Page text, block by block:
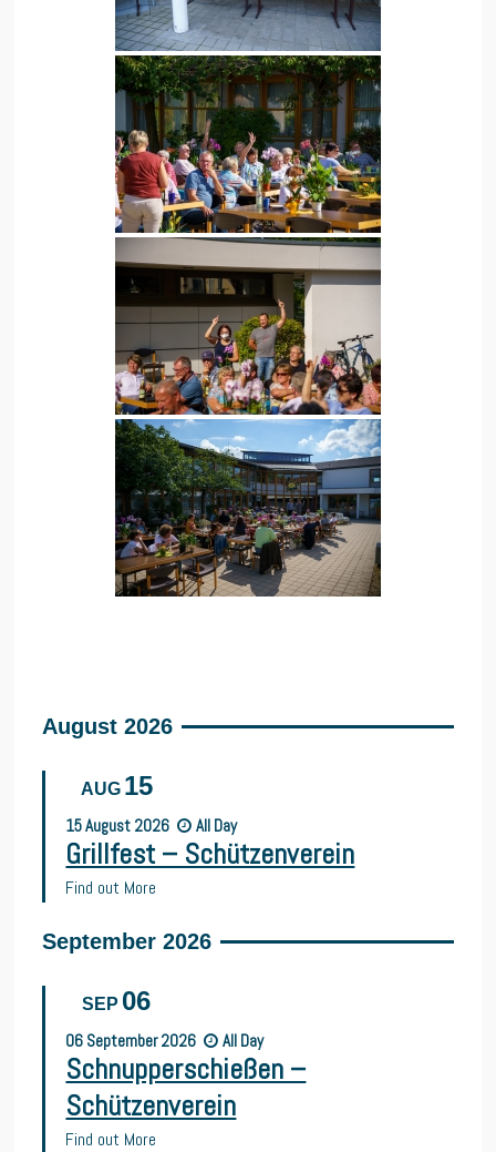
August 2026
AUG 15
15August 2026 All Day
Grillfest – Schützenverein
Find out More
September 2026
SEP 06
06 September2026 All Day
Schnupperschießen –
Schützenverein
Find out More